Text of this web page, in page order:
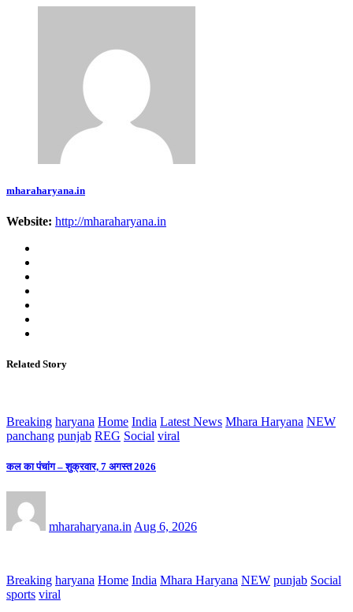
mharaharyana.in
Website: http://mharaharyana.in
Related Story
Breaking haryana Home India Latest News Mhara Haryana NEW
panchang punjab REG Social viral
कल का पंचांग – शुक्रवार, 7 अगस्त 2026
mharaharyana.in Aug 6, 2026
Breaking haryana Home India Mhara Haryana NEW punjab Social
sports viral